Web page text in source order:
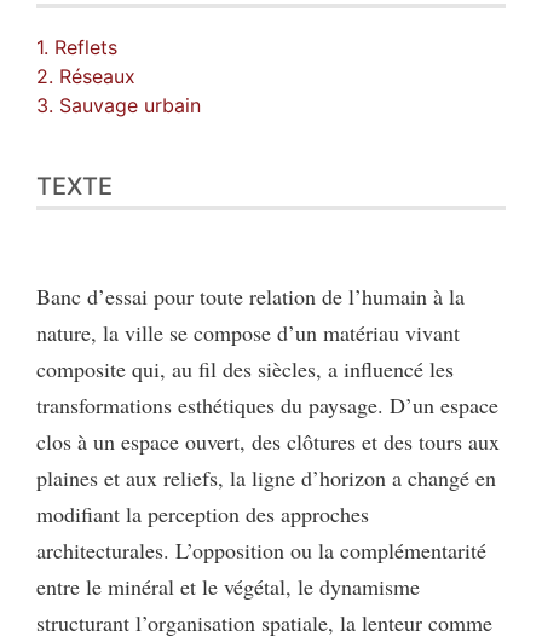
1. Reflets
2. Réseaux
3. Sauvage urbain
TEXTE
Banc d’essai pour toute relation de l’humain à la
nature, la ville se compose d’un matériau vivant
composite qui, au fil des siècles, a influencé les
transformations esthétiques du paysage. D’un espace
clos à un espace ouvert, des clôtures et des tours aux
plaines et aux reliefs, la ligne d’horizon a changé en
modifiant la perception des approches
architecturales. L’opposition ou la complémentarité
entre le minéral et le végétal, le dynamisme
structurant l’organisation spatiale, la lenteur comme